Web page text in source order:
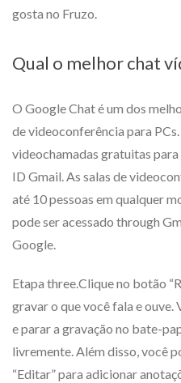
gosta no Fruzo.
Qual o melhor chat
O Google Chat é um dos
de videoconferência para
videochamadas gratuitas
ID Gmail. As salas de
até 10 pessoas em qualquer
pode ser acessado through
Google.
Etapa three.Clique no botão
gravar o que você fala e ouve.
e parar a gravação no bate-
livremente. Além disso, você
“Editar” para adicionar